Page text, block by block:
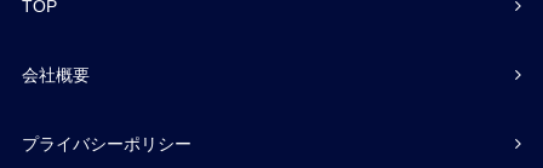
TOP
会社概要
プライバシーポリシー